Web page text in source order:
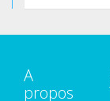
A
propos